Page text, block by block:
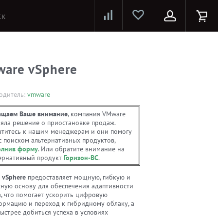
vSphere
vmware
Ваше внимание, компания VMware
решение о приостановке продаж.
к нашим менеджерам и они помогу
поиском альтернативных продуктов,
форму. Или обратите внимание на
продукт Горизон-ВС.
vSphere предоставляет мощную, гибкую и
основу для обеспечения адаптивности
что помогает ускорить цифровую
и переход к гибридному облаку, а
добиться успеха в условиях